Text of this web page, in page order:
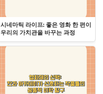
시네마틱 라이프: 좋은 영화 한 편이
우리의 가치관을 바꾸는 과정